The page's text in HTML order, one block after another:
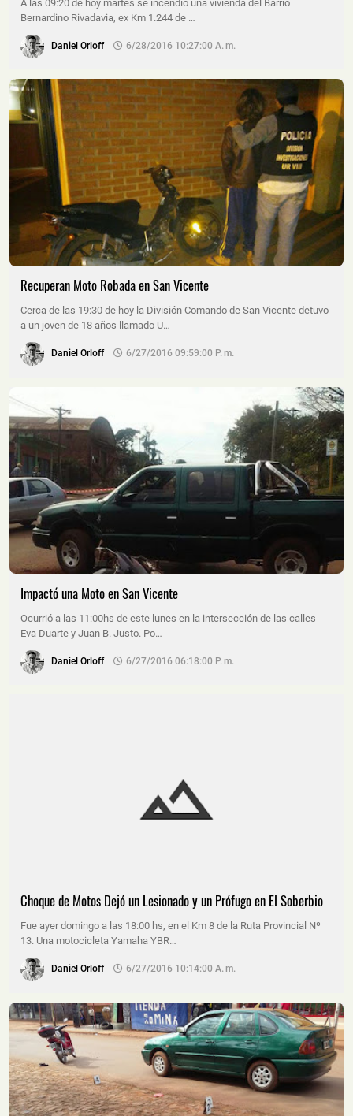
A las 09:20 de hoy martes se incendió una vivienda del Barrio
Bernardino Rivadavia, ex Km 1.244 de …
Daniel Orloff 6/28/2016 10:27:00 A. M.
Recuperan Moto Robada en San Vicente
Cerca de las 19:30 de hoy la División Comando de San Vicente detuvo
a un joven de 18 años llamado U…
Daniel Orloff 6/27/2016 09:59:00 P. M.
Impactó una Moto en San Vicente
Ocurrió a las 11:00hs de este lunes en la intersección de las calles
Eva Duarte y Juan B. Justo. Po…
Daniel Orloff 6/27/2016 06:18:00 P. M.
Choque de Motos Dejó un Lesionado y un Prófugo en El Soberbio
Fue ayer domingo a las 18:00 hs, en el Km 8 de la Ruta Provincial Nº
13. Una motocicleta Yamaha YBR…
Daniel Orloff 6/27/2016 10:14:00 A. M.